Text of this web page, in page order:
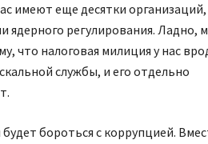
имеют еще десятки организаций,
ядерного регулирования. Ладно,
что налоговая милиция у нас
службы, и его отдельно
бороться с коррупцией.